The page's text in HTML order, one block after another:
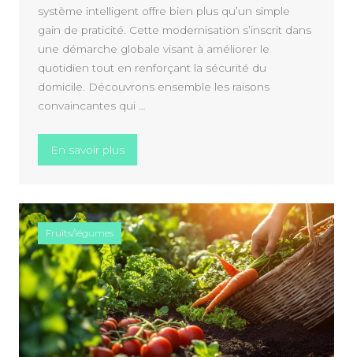
système intelligent offre bien plus qu’un simple
gain de praticité. Cette modernisation s’inscrit dans
une démarche globale visant à améliorer le
quotidien tout en renforçant la sécurité du
domicile. Découvrons ensemble les raisons
convaincantes qui …
En savoir plus« Pourquoi choisir une motorisation pour
Fruits/légumes